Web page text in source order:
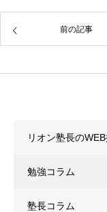
前の記事
リオン塾長の
勉強コラム
塾長コラム